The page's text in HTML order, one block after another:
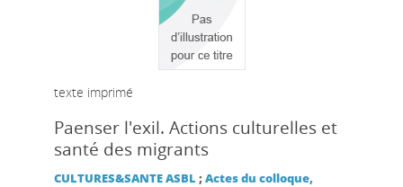
texte imprimé
Paenser l'exil. Actions culturelles et
santé des migrants
CULTURES&SANTE ASBL ;Actes du colloque,